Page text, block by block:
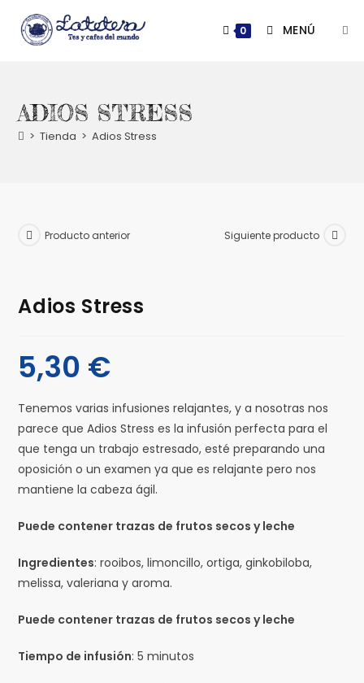
contenido
0 MENÚ
ADIOS STRESS
> Tienda > Adios Stress
Producto anterior Siguiente producto
Adios Stress
5,30 €
Tenemos varias infusiones relajantes, y a nosotras nos
parece que Adios Stress es la infusión perfecta para el
que tenga un trabajo estresado, esté preparando una
oposición o un examen ya que es relajante pero nos
mantiene la cabeza ágil.
Puede contener trazas de frutos secos y leche
Ingredientes: rooibos, limoncillo, ortiga, ginkobiloba,
melissa, valeriana y aroma.
Puede contener trazas de frutos secos y leche
Tiempo de infusión: 5 minutos